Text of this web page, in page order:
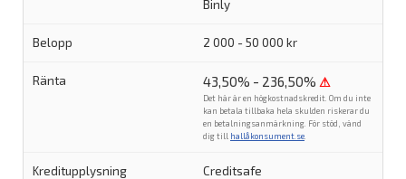
Binly
2 000 - 50 000 kr
43,50% - 236,50% ⚠
Det här är en högkostnadskredit. Om du inte
kan betala tillbaka hela skulden riskerar du
en betalningsanmärkning. För stöd, vänd
dig till hallåkonsument.se
Creditsafe